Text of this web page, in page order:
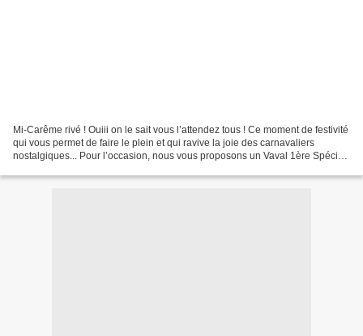
Mi-Carême rivé ! Ouiii on le sait vous l’attendez tous ! Ce moment de festivité
qui vous permet de faire le plein et qui ravive la joie des carnavaliers
nostalgiques... Pour l’occasion, nous vous proposons un Vaval 1ère Spécial